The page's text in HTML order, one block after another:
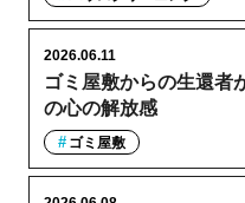
ゴミ屋敷からの生還者
の心の解放感
2026.06.11
ゴミ屋敷